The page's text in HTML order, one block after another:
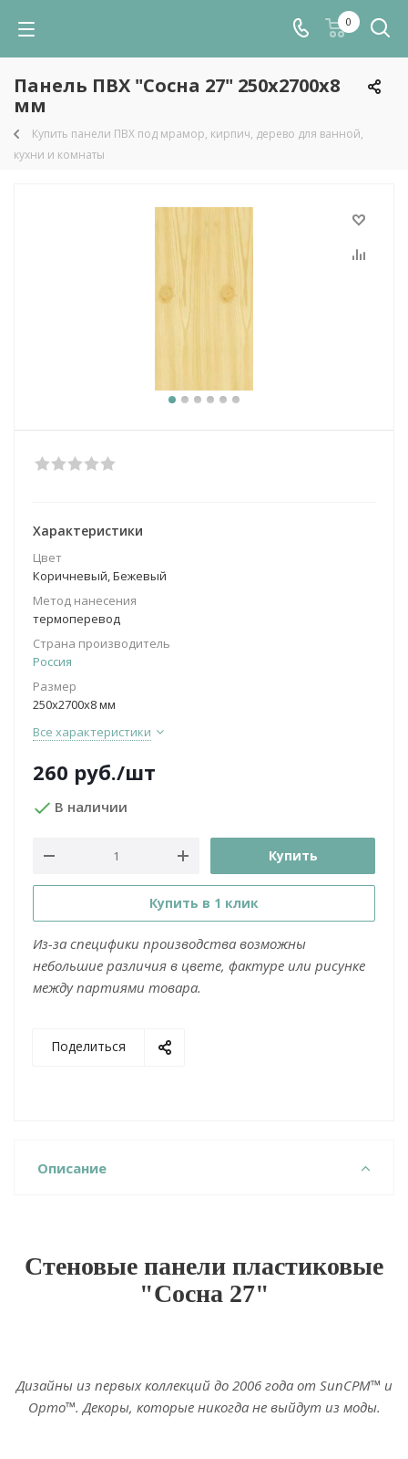
0
Панель ПВХ "Сосна 27" 250х2700х8
мм
Купить панели ПВХ под мрамор, кирпич, дерево для ванной,
кухни и комнаты
Характеристики
Цвет
Коричневый, Бежевый
Метод нанесения
термоперевод
Страна производитель
Россия
Размер
250х2700х8 мм
Все характеристики
260 руб./шт
В наличии
Купить
Купить в 1 клик
Из-за специфики производства возможны
небольшие различия в цвете, фактуре или рисунке
между партиями товара.
Поделиться
Описание
Стеновые панели пластиковые
"Сосна 27"
Дизайны из первых коллекций до 2006 года от SunCPM™ и
Орто™. Декоры, которые никогда не выйдут из моды.